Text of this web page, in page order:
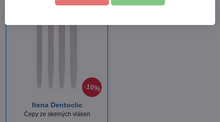
10%
Itena Dentoclic
Čepy ze skelných vláken